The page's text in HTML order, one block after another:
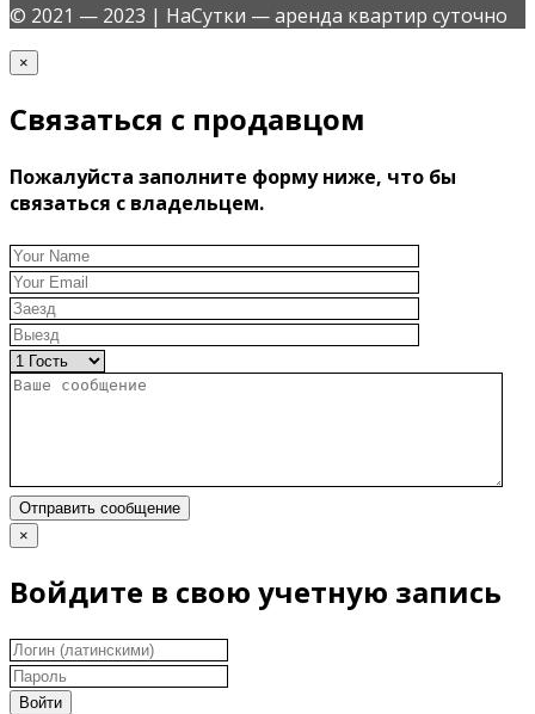
© 2021 — 2023 | НаСутки — аренда квартир суточно
×
Связаться с продавцом
Пожалуйста заполните форму ниже, что бы
связаться с владельцем.
Отправить сообщение
×
Войдите в свою учетную запись
Войти